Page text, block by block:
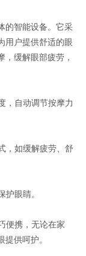
的智能设备。它采
用户提供舒适的眼
缓解眼部疲劳，
，自动调节按摩力
，如缓解疲劳、舒
护眼睛。
便携，无论在家
供呵护。